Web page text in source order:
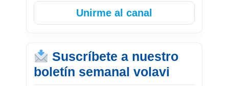
Unirme al canal
Suscríbete a nuestro
boletín semanal volavi